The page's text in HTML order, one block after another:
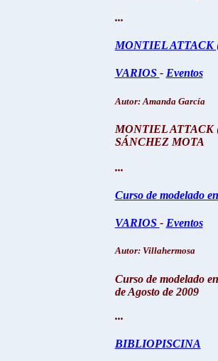
...
MONTIEL ATTACK
VARIOS - Eventos
Autor: Amanda García
MONTIEL
SÁNCHEZ MOTA
...
Curso de modelado
VARIOS - Eventos
Autor: Villahermosa
Curso de modelado
de Agosto de 2009
...
BIBLIOPISCINA